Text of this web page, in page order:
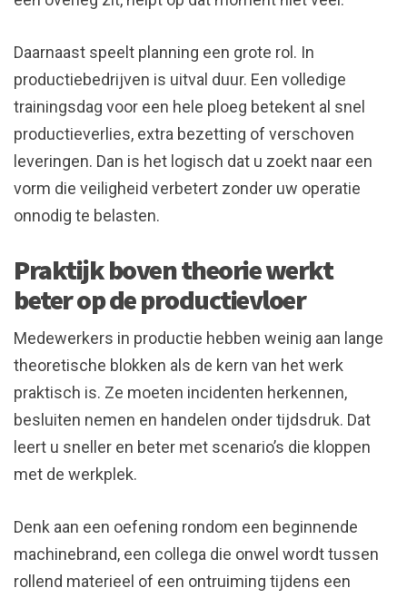
Daarnaast speelt planning een grote rol. In
productiebedrijven is uitval duur. Een volledige
trainingsdag voor een hele ploeg betekent al snel
productieverlies, extra bezetting of verschoven
leveringen. Dan is het logisch dat u zoekt naar een
vorm die veiligheid verbetert zonder uw operatie
onnodig te belasten.
Praktijk boven theorie werkt
beter op de productievloer
Medewerkers in productie hebben weinig aan lange
theoretische blokken als de kern van het werk
praktisch is. Ze moeten incidenten herkennen,
besluiten nemen en handelen onder tijdsdruk. Dat
leert u sneller en beter met scenario’s die kloppen
met de werkplek.
Denk aan een oefening rondom een beginnende
machinebrand, een collega die onwel wordt tussen
rollend materieel of een ontruiming tijdens een